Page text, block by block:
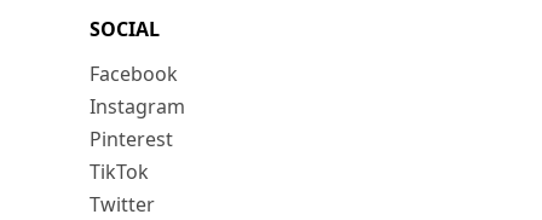
SOCIAL
Facebook
Instagram
Pinterest
TikTok
Twitter